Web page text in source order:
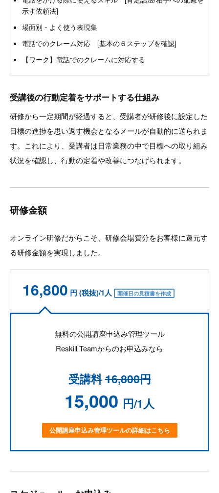
示す依頼法]
場面別・よく使う表現集
電話でのクレーム対応 [基本の６ステップを確認]
【ワーク】電話でのクレームに対応する
受講後の行動定着をサポートする仕組み
研修から一定期間が経過すると、受講者が研修後に設定した
目標の進捗を思い返す機会となるメールが自動的に送られま
す。これにより、受講者は日常業務の中で目標への取り組み
状況を確認し、行動の定着や改善につなげられます。
研修金額
オンライン研修だからこそ、研修会場費分をお客様に還元す
る研修金額を実現しました。
16,800 円 (税抜)/1人 開催日の見積書を作成
無料の公開講座申込み管理ツール
Reskill Teamからのお申込みなら
受講料16,800円
15,000 円/1人
公開講座申込み管理ツールの詳細はこちら